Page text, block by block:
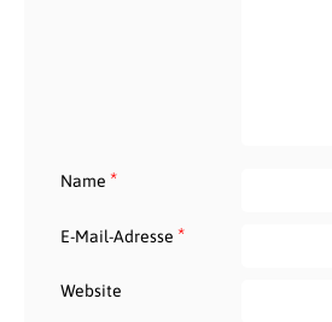
Name *
E-Mail-Adresse *
Website